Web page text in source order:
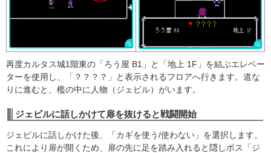
再度カルタス城1階東の「ろう屋 B1」と「地上 1F」を結ぶエレベー
ターを使用し、「？？？？」と表示されるフロアへ行きます。道な
りに進むと、檻の中に人物（ジェビル）がいます。
ジェビルに話しかけて扉を抜けると戦闘開始
ジェビルに話しかけた後、「カギを使う/使わない」を選択します。
これにより扉が開くため、扉の先に足を踏み入れると隠しボス「ジ